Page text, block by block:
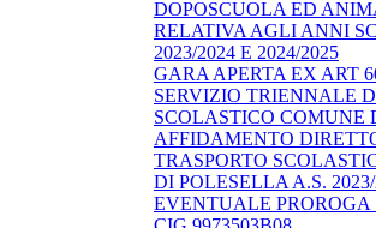
DOPOSCUOLA ED
RELATIVA AGLI ANNI
2023/2024 E 2024/2025
GARA APERTA EX ART
SERVIZIO TRIENNALE
SCOLASTICO COMUNE
AFFIDAMENTO
TRASPORTO
DI POLESELLA A.S.
EVENTUALE PROROGA